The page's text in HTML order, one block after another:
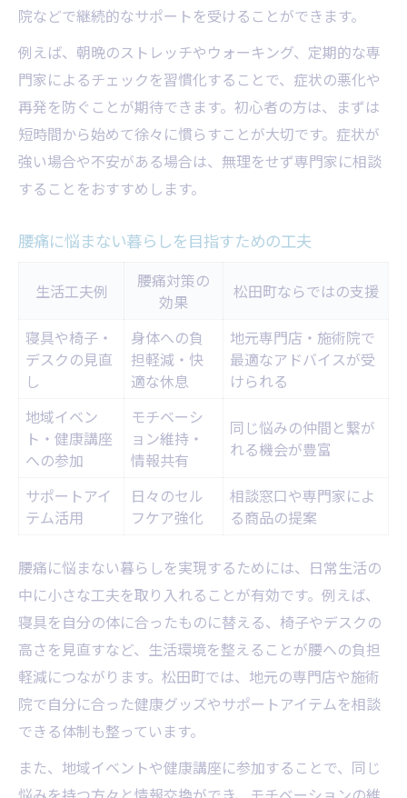
院などで継続的なサポートを受けることができます。
例えば、朝晩のストレッチやウォーキング、定期的な専
門家によるチェックを習慣化することで、症状の悪化や
再発を防ぐことが期待できます。初心者の方は、まずは
短時間から始めて徐々に慣らすことが大切です。症状が
強い場合や不安がある場合は、無理をせず専門家に相談
することをおすすめします。
腰痛に悩まない暮らしを目指すための工夫
生活工夫例
腰痛対策の
効果
松田町ならではの支援
寝具や椅子・
デスクの見直
し
身体への負
担軽減・快
適な休息
地元専門店・施術院で
最適なアドバイスが受
けられる
地域イベン
ト・健康講座
への参加
モチベーシ
ョン維持・
情報共有
同じ悩みの仲間と繋が
れる機会が豊富
サポートアイ
テム活用
日々のセル
フケア強化
相談窓口や専門家によ
る商品の提案
腰痛に悩まない暮らしを実現するためには、日常生活の
中に小さな工夫を取り入れることが有効です。例えば、
寝具を自分の体に合ったものに替える、椅子やデスクの
高さを見直すなど、生活環境を整えることが腰への負担
軽減につながります。松田町では、地元の専門店や施術
院で自分に合った健康グッズやサポートアイテムを相談
できる体制も整っています。
また、地域イベントや健康講座に参加することで、同じ